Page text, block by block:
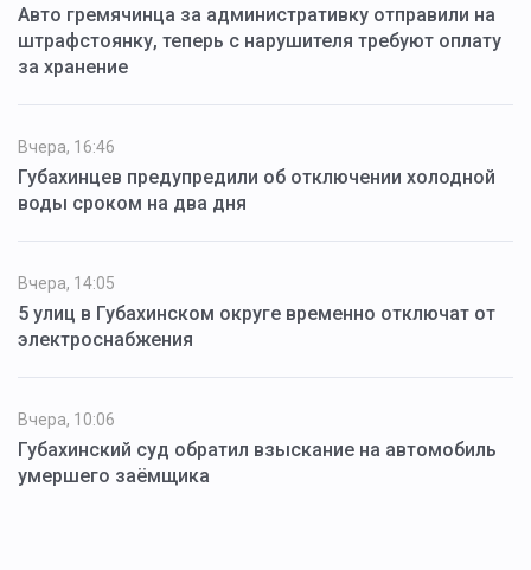
Авто гремячинца за административку отправили на
штрафстоянку, теперь с нарушителя требуют оплату
за хранение
Вчера, 16:46
Губахинцев предупредили об отключении холодной
воды сроком на два дня
Вчера, 14:05
5 улиц в Губахинском округе временно отключат от
электроснабжения
Вчера, 10:06
Губахинский суд обратил взыскание на автомобиль
умершего заёмщика